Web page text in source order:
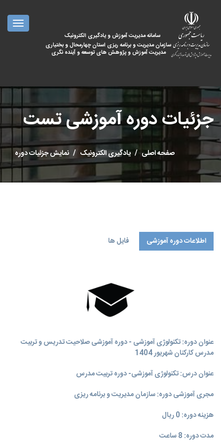
سامانه مدیریت آموزش و یادگیری الکترونیک
سازمان مدیریت و برنامه ریزی استان چهارمحال و بختیاری
مدیریت آموزش و پژوهش های توسعه و آینده نگری
جزئیات دوره آموزشی تست
صفحه اصلی یادگیری الکترونیک نمایش جزئیات دوره
اطلاعات دوره آموزشی فایل ها
عنوان دوره: تکنولوژی آموزشی - دوره آموزشی صلاحیت تدریس و تربیت
مدرس کارکنان شهریور 1404
عنوان درس: تکنولوژی آموزشی- دوره تربیت مدرس
مجری آموزشی دوره: سازمان مدیریت و برنامه‌ ریزی
هزینه دوره: 0 ریال
مدت دوره: 8 ساعت